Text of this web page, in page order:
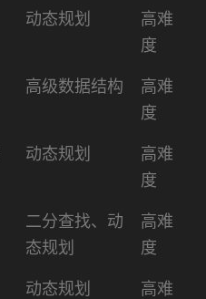
考察技术点
难易
度
动态规划
高难
度
高级数据结构
高难
度
动态规划
高难
度
二分查找、动
态规划
高难
度
动态规划
高难